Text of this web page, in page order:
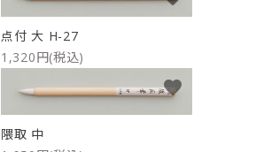
点付 大 H-27
1,320円(税込)
隈取 中
favorite